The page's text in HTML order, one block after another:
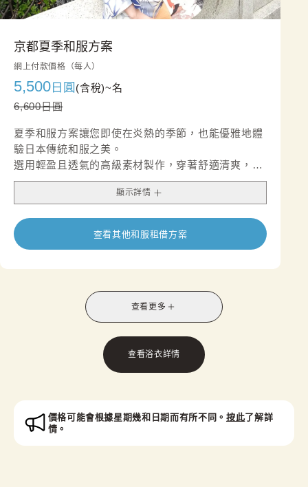
京都夏季和服方案
網上付款價格（每人）
5,500 日圓 (含稅)~名
6,600日圓
夏季和服方案讓您即使在炎熱的季節，也能優雅地體
驗日本傳統和服之美。
選用輕盈且透氣的高級素材製作，穿著舒適清爽，非
常適合夏季觀光與悠閒外出。
通風柔軟的質地搭配夏日風情的精緻設計，呈現出清
無論是夏日旅行、拍照留念，或享受一段從容的下午
茶時光，都是兼具品味與舒適感的理想選擇。
顯示詳情
查看其他和服租借方案
查看更多
查看浴衣詳情
價格可能會根據星期幾和日期而有所不同。 按此了解詳
情。